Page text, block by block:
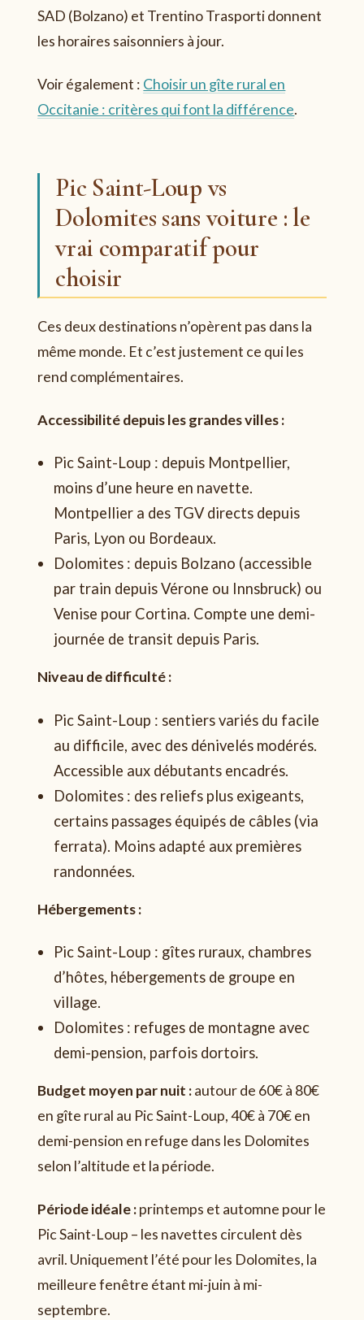
SAD (Bolzano) et Trentino Trasporti donnent
les horaires saisonniers à jour.
Voir également : Choisir un gîte rural en
Occitanie : critères qui font la différence.
Pic Saint-Loup vs
Dolomites sans voiture : le
vrai comparatif pour
choisir
Ces deux destinations n’opèrent pas dans la
même monde. Et c’est justement ce qui les
rend complémentaires.
Accessibilité depuis les grandes villes :
Pic Saint-Loup : depuis Montpellier,
moins d’une heure en navette.
Montpellier a des TGV directs depuis
Paris, Lyon ou Bordeaux.
Dolomites : depuis Bolzano (accessible
par train depuis Vérone ou Innsbruck) ou
Venise pour Cortina. Compte une demi-
journée de transit depuis Paris.
Niveau de difficulté :
Pic Saint-Loup : sentiers variés du facile
au difficile, avec des dénivelés modérés.
Accessible aux débutants encadrés.
Dolomites : des reliefs plus exigeants,
certains passages équipés de câbles (via
ferrata). Moins adapté aux premières
randonnées.
Hébergements :
Pic Saint-Loup : gîtes ruraux, chambres
d’hôtes, hébergements de groupe en
village.
Dolomites : refuges de montagne avec
demi-pension, parfois dortoirs.
Budget moyen par nuit :autour de 60€ à 80€
en gîte rural au Pic Saint-Loup, 40€ à 70€ en
demi-pension en refuge dans les Dolomites
selon l’altitude et la période.
Période idéale :printemps et automne pour le
Pic Saint-Loup – les navettes circulent dès
avril. Uniquement l’été pour les Dolomites, la
meilleure fenêtre étant mi-juin à mi-
septembre.